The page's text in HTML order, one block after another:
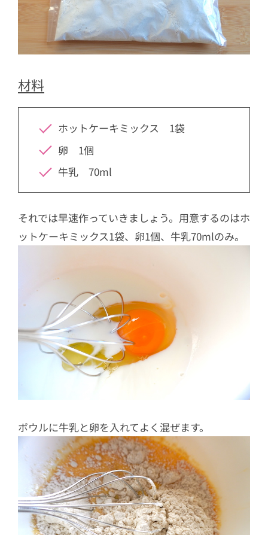
材料
ホットケーキミックス 1袋
卵 1個
牛乳 70ml
それでは早速作っていきましょう。用意するのはホ
ットケーキミックス1袋、卵1個、牛乳70mlのみ。
ボウルに牛乳と卵を入れてよく混ぜます。